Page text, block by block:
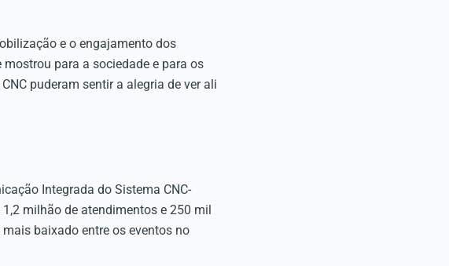
e o engajamento dos
para a sociedade e para os
puderam sentir a alegria de ver ali
Integrada do Sistema CNC-
milhão de atendimentos e 250 mil
baixado entre os eventos no